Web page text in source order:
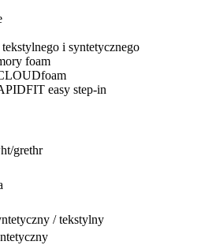
i syntetycznego
foam
easy step-in
grethr
/ tekstylny